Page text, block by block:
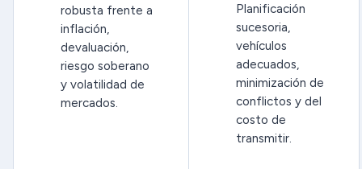
robusta frente a
inflación,
devaluación,
riesgo soberano
y volatilidad de
mercados.
Planificación
sucesoria,
vehículos
adecuados,
minimización de
conflictos y del
costo de
transmitir.